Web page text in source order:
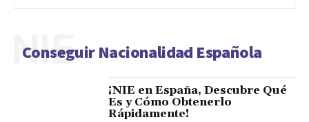
Conseguir Nacionalidad Española
NIE
¡NIE en España, Descubre Qué
Es y Cómo Obtenerlo
Rápidamente!